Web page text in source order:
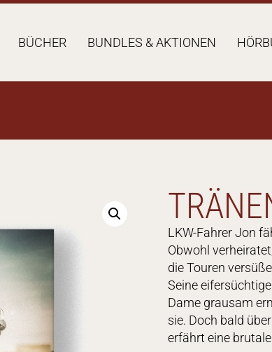
BÜCHER BUNDLES & AKTIONEN
LKW-Fahrer Jon
Obwohl
die Touren
Seine
Dame grausam
sie. Doch bald
erfährt eine